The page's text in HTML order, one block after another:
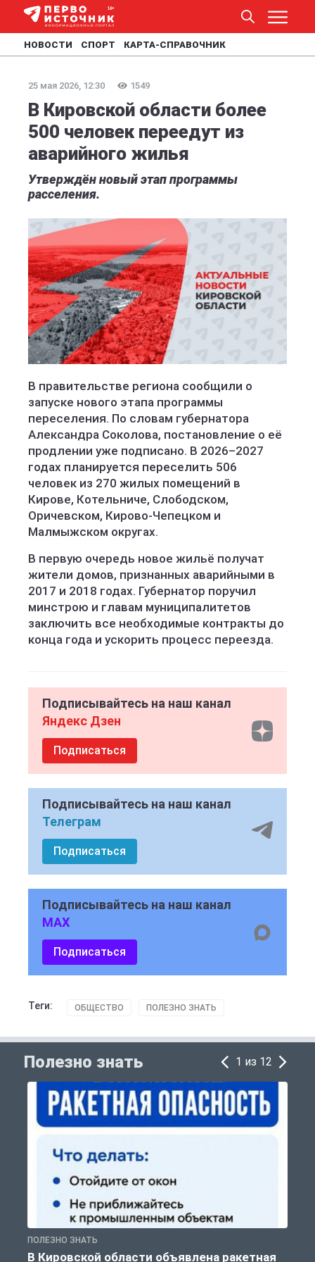
НОВОСТИ СПОРТ КАРТА-СПРАВОЧНИК
25 мая 2026, 12:30 1549
В Кировской области более
500 человек переедут из
аварийного жилья
Утверждён новый этап программы
расселения.
В правительстве региона сообщили о
запуске нового этапа программы
переселения. По словам губернатора
Александра Соколова, постановление о её
продлении уже подписано. В 2026–2027
годах планируется переселить 506
человек из 270 жилых помещений в
Кирове, Котельниче, Слободском,
Оричевском, Кирово-Чепецком и
Малмыжском округах.
В первую очередь новое жильё получат
жители домов, признанных аварийными в
2017 и 2018 годах. Губернатор поручил
минстрою и главам муниципалитетов
заключить все необходимые контракты до
конца года и ускорить процесс переезда.
Подписывайтесь на наш канал
Яндекс Дзен
Подписаться
Подписывайтесь на наш канал
Телеграм
Подписаться
Подписывайтесь на наш канал
MAX
Подписаться
Теги: ОБЩЕСТВО ПОЛЕЗНО ЗНАТЬ
Полезно знать 1 из 12
ПОЛЕЗНО ЗНАТЬ
В Кировской области объявлена ракетная